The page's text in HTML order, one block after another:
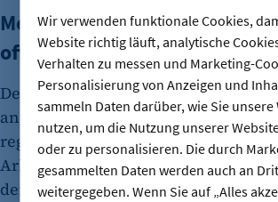
Wir verwenden funktionale Cookies,
Website richtig läuft, analytische
Verhalten zu messen und Marketing-
Personalisierung von Anzeigen und
sammeln Daten darüber, wie Sie unsere
nutzen, um die Nutzung unserer
oder zu personalisieren. Die durch
gesammelten Daten werden auch an
weitergegeben. Wenn Sie auf „Alles
Mehr Arbeitslose in Berlin -
offene Ausbildungsstellen
Der Arbeitsmarkt in Berlin bleibt
angespannt. Im Juli gab es insgesamt
registrierte Arbeitslose, wie die
Arbeit mitteilte. Darüber hinaus
der Ausbildungsmarkt.